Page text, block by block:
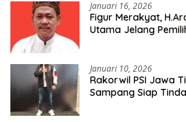
Januari 16, 2026
Figur Merakyat,
Utama Jelang
Januari 10, 2026
Rakorwil PSI Jawa
Sampang Siap